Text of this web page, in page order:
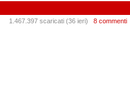
1.467.397 scaricati (36 ieri) 8 commenti